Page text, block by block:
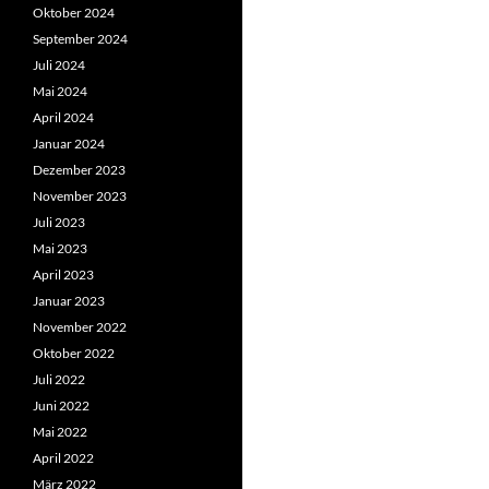
Oktober 2024
September 2024
Juli 2024
Mai 2024
April 2024
Januar 2024
Dezember 2023
November 2023
Juli 2023
Mai 2023
April 2023
Januar 2023
November 2022
Oktober 2022
Juli 2022
Juni 2022
Mai 2022
April 2022
März 2022